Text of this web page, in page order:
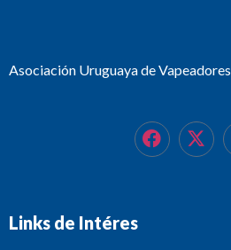
Asociación Uruguaya de Vapeadores
Links de Intéres